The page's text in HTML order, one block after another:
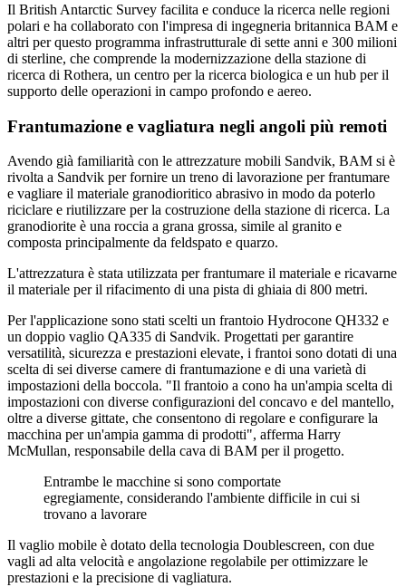
Il British Antarctic Survey facilita e conduce la ricerca nelle regioni
polari e ha collaborato con l'impresa di ingegneria britannica BAM e
altri per questo programma infrastrutturale di sette anni e 300 milioni
di sterline, che comprende la modernizzazione della stazione di
ricerca di Rothera, un centro per la ricerca biologica e un hub per il
supporto delle operazioni in campo profondo e aereo.
Frantumazione e vagliatura negli angoli più remoti
Avendo già familiarità con le attrezzature mobili Sandvik, BAM si è
rivolta a Sandvik per fornire un treno di lavorazione per frantumare
e vagliare il materiale granodioritico abrasivo in modo da poterlo
riciclare e riutilizzare per la costruzione della stazione di ricerca. La
granodiorite è una roccia a grana grossa, simile al granito e
composta principalmente da feldspato e quarzo.
L'attrezzatura è stata utilizzata per frantumare il materiale e ricavarne
il materiale per il rifacimento di una pista di ghiaia di 800 metri.
Per l'applicazione sono stati scelti un frantoio Hydrocone QH332 e
un doppio vaglio QA335 di Sandvik. Progettati per garantire
versatilità, sicurezza e prestazioni elevate, i frantoi sono dotati di una
scelta di sei diverse camere di frantumazione e di una varietà di
impostazioni della boccola. "Il frantoio a cono ha un'ampia scelta di
impostazioni con diverse configurazioni del concavo e del mantello,
oltre a diverse gittate, che consentono di regolare e configurare la
macchina per un'ampia gamma di prodotti", afferma Harry
McMullan, responsabile della cava di BAM per il progetto.
Entrambe le macchine si sono comportate
egregiamente, considerando l'ambiente difficile in cui si
trovano a lavorare
Il vaglio mobile è dotato della tecnologia Doublescreen, con due
vagli ad alta velocità e angolazione regolabile per ottimizzare le
prestazioni e la precisione di vagliatura.